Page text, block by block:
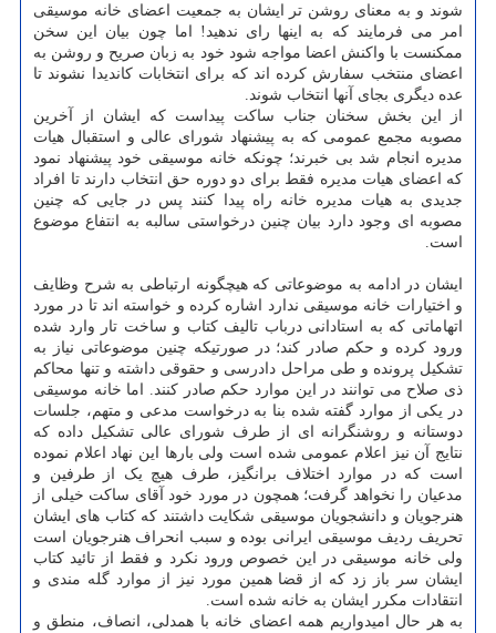
شوند و به معنای روشن تر ایشان به جمعیت اعضای خانه موسیقی
امر می فرمایند که به اینها رای ندهید! اما چون بیان این سخن
ممکنست با واکنش اعضا مواجه شود خود به زبان صریح و روشن به
اعضای منتخب سفارش کرده اند که برای انتخابات کاندیدا نشوند تا
عده دیگری بجای آنها انتخاب شوند.
از این بخش سخنان جناب ساکت پیداست که ایشان از آخرین
مصوبه مجمع عمومی که به پیشنهاد شورای عالی و استقبال هیات
مدیره انجام شد بی خبرند؛ چونکه خانه موسیقی خود پیشنهاد نمود
که اعضای هیات مدیره فقط برای دو دوره حق انتخاب دارند تا افراد
جدیدی به هیات مدیره خانه راه پیدا کنند پس در جایی که چنین
مصوبه ای وجود دارد بیان چنین درخواستی سالبه به انتفاع موضوع
است.
ایشان در ادامه به موضوعاتی که هیچگونه ارتباطی به شرح وظایف
و اختیارات خانه موسیقی ندارد اشاره کرده و خواسته اند تا در مورد
اتهاماتی که به استادانی درباب تالیف کتاب و ساخت تار وارد شده
ورود کرده و حکم صادر کند؛ در صورتیکه چنین موضوعاتی نیاز به
تشکیل پرونده و طی مراحل دادرسی و حقوقی داشته و تنها محاکم
ذی صلاح می توانند در این موارد حکم صادر کنند. اما خانه موسیقی
در یکی از موارد گفته شده بنا به درخواست مدعی و متهم، جلسات
دوستانه و روشنگرانه ای از طرف شورای عالی تشکیل داده که
نتایج آن نیز اعلام عمومی شده است ولی بارها این نهاد اعلام نموده
است که در موارد اختلاف برانگیز، طرف هیچ یک از طرفین و
مدعیان را نخواهد گرفت؛ همچون در مورد خود آقای ساکت خیلی از
هنرجویان و دانشجویان موسیقی شکایت داشتند که کتاب های ایشان
تحریف ردیف موسیقی ایرانی بوده و سبب انحراف هنرجویان است
ولی خانه موسیقی در این خصوص ورود نکرد و فقط از تائید کتاب
ایشان سر باز زد که از قضا همین مورد نیز از موارد گله مندی و
انتقادات مکرر ایشان به خانه شده است.
به هر حال امیدواریم همه اعضای خانه با همدلی، انصاف، منطق و